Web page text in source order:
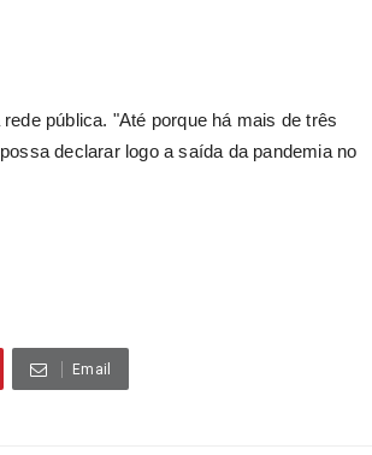
pública. "Até porque há mais de três
declarar logo a saída da pandemia no
Email